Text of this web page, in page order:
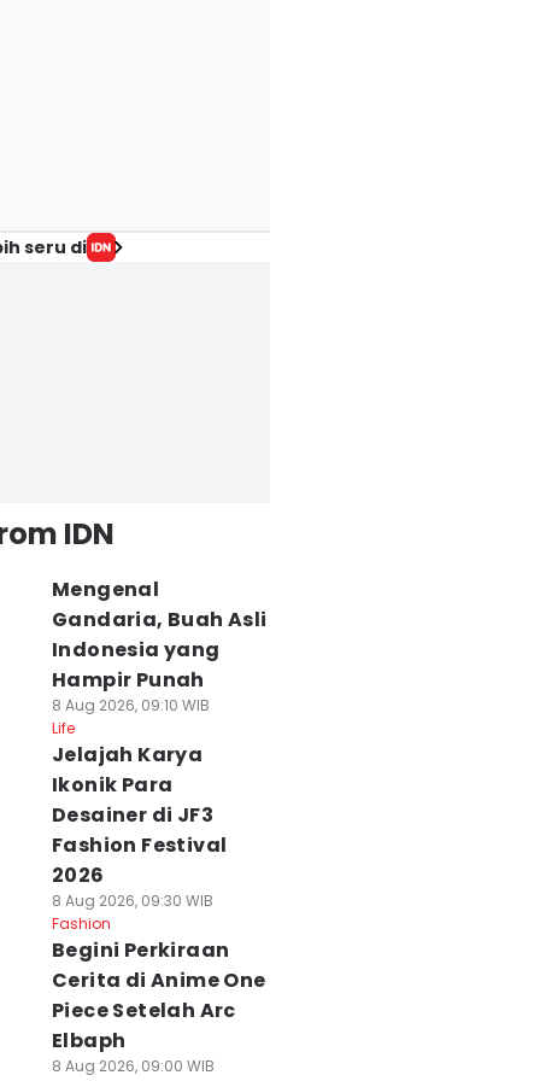
seru di
IDN
Mengenal
Gandaria, Buah Asli
Indonesia yang
Hampir Punah
8 Aug 2026, 09:10 WIB
Life
Jelajah Karya
Ikonik Para
Desainer di JF3
Fashion Festival
2026
8 Aug 2026, 09:30 WIB
Fashion
Begini Perkiraan
Cerita di Anime One
Piece Setelah Arc
Elbaph
8 Aug 2026, 09:00 WIB